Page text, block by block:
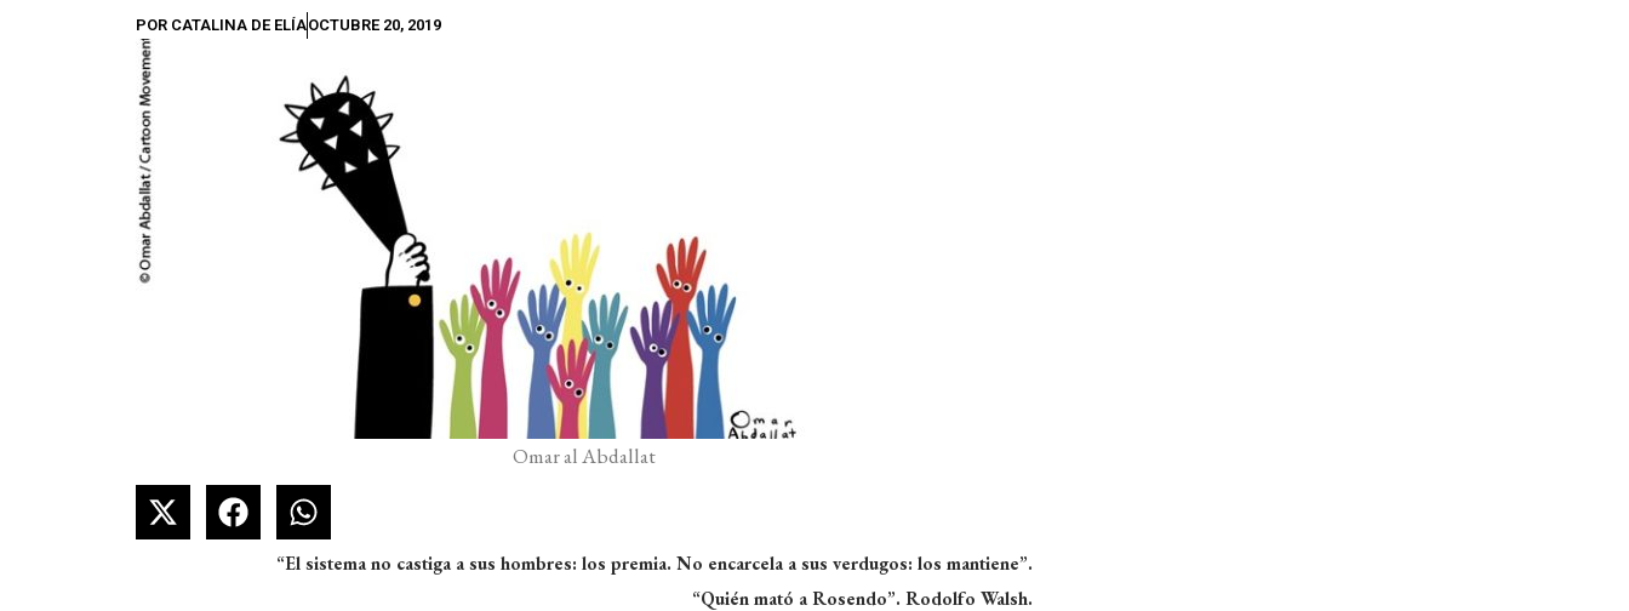
POR CATALINA DE ELÍAOCTUBRE 20, 2019
Omar al Abdallat
“El sistema no castiga a sus hombres: los premia. No encarcela a sus verdugos: los mantiene”.
“Quién mató a Rosendo”. Rodolfo Walsh.